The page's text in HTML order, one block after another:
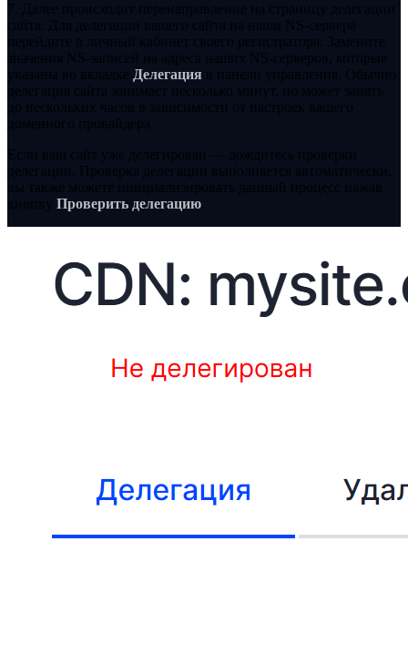
7. Далее происходит перенаправление на страницу делегации
сайта. Для делегации вашего сайта на наши NS-сервера
перейдите в личный кабинет своего регистратора. Замените
значения NS-записей на адреса наших NS-серверов, которые
указаны во вкладке Делегация в панели управления. Обычно
делегация сайта занимает несколько минут, но может занять
до нескольких часов в зависимости от настроек вашего
доменного провайдера.
Если ваш сайт уже делегирован — дождитесь проверки
делегации. Проверка делегации выполняется автоматически,
вы также можете инициализировать данный процесс нажав
кнопку Проверить делегацию